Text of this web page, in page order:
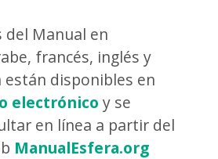
del Manual en
francés, inglés y
disponibles en
electrónico y se
en línea a partir del
ManualEsfera.org